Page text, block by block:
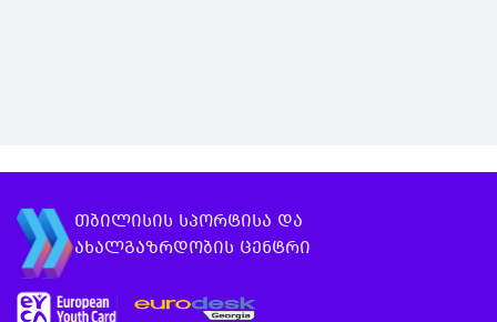
თბილისის სპორტისა და
ახალგაზრდობის ცენტრი